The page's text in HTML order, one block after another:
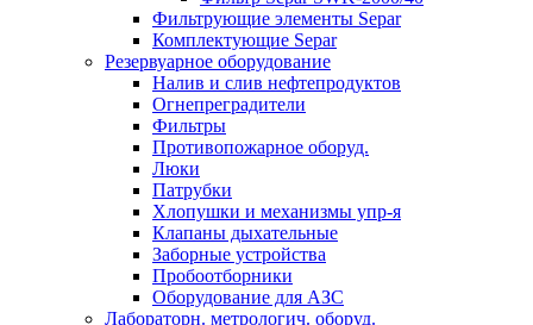
Фильтрующие элементы Separ
Комплектующие Separ
Резервуарное оборудование
Налив и слив нефтепродуктов
Огнепреградители
Фильтры
Противопожарное оборуд.
Люки
Патрубки
Хлопушки и механизмы упр-я
Клапаны дыхательные
Заборные устройства
Пробоотборники
Оборудование для АЗС
Лабораторн. метрологич. оборуд.